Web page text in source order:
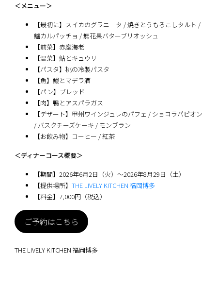
＜メニュー＞
【最初に】スイカのグラニータ / 焼きとうもろこしタルト /
鱸カルパッチョ / 無花果バターブリオッシュ
【前菜】赤座海老
【温菜】鮎とキュウリ
【パスタ】桃の冷製パスタ
【魚】鰻とマデラ酒
【パン】ブレッド
【肉】鴨とアスパラガス
【デザート】甲州ワインジュレのパフェ / ショコラパピオン
/ バスクチーズケーキ / モンブラン
【お飲み物】コーヒー / 紅茶
＜ディナーコース概要＞
【期間】2026年6月2日（火）〜2026年8月29日（土）
【提供場所】 THE LIVELY KITCHEN 福岡博多
【料金】7,000円（税込）
ご予約はこちら
THE LIVELY KITCHEN 福岡博多